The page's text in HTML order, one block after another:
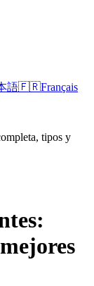
語🇫🇷Français
tipos y